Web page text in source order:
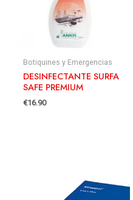
Botiquines y Emergencias
DESINFECTANTE SURFA
SAFE PREMIUM
€16.90